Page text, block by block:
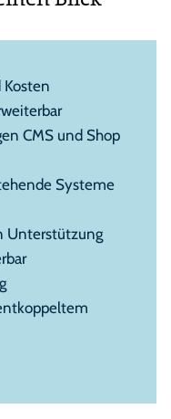
CMS und Shop
Systeme
Unterstützung